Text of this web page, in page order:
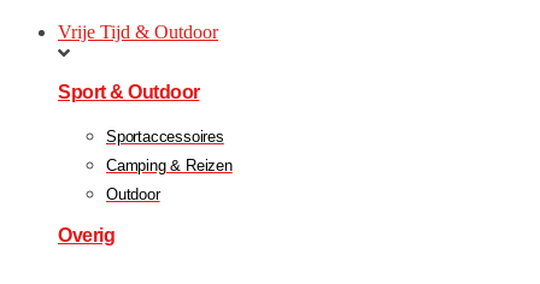
Vrije Tijd & Outdoor
Sport & Outdoor
Sportaccessoires
Camping & Reizen
Outdoor
Overig